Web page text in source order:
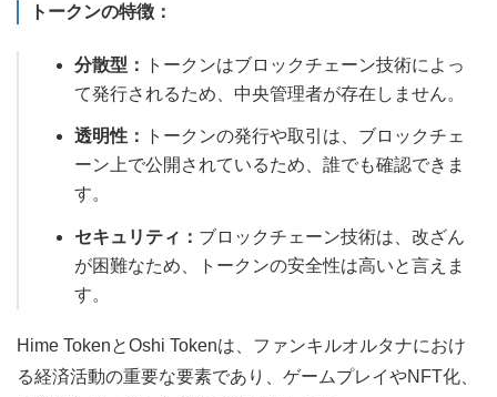
トークンの特徴：
分散型：
トークンはブロックチェーン技術によっ
て発行されるため、中央管理者が存在しません。
透明性：
トークンの発行や取引は、ブロックチェ
ーン上で公開されているため、誰でも確認できま
す。
セキュリティ： ブロックチェーン技術は、改ざん
が困難なため、トークンの安全性は高いと言えま
す。
Hime TokenとOshi Tokenは、ファンキルオルタナにおけ
る経済活動の重要な要素であり、ゲームプレイやNFT化、